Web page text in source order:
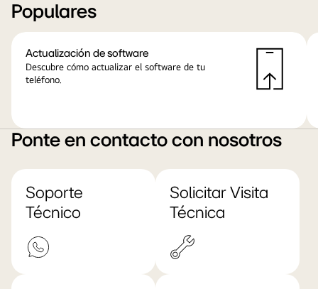
Populares
Actualización de software
Descubre cómo actualizar el software de tu
teléfono.
Ponte en contacto con nosotros
Soporte
Técnico
Solicitar Visita
Técnica